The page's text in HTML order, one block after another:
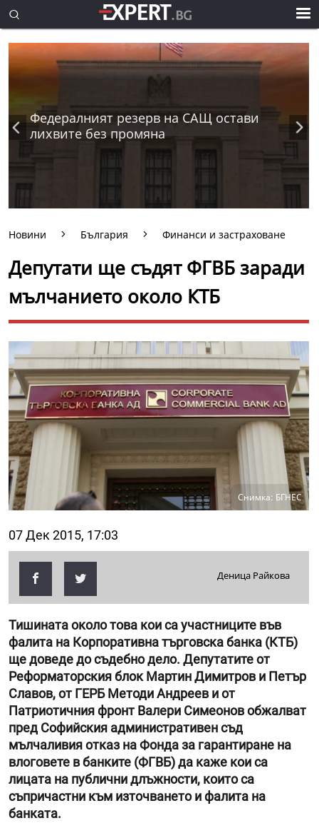
Федералният резерв на САЩ остави
лихвите без промяна
Новини България Финанси и застраховане
Депутати ще съдят ФГВБ заради
мълчанието около КТБ
Снимка: БГНЕС
07 Дек 2015, 17:03
Деница Райкова
Тишината около това кои са участниците във
фалита на Корпоративна търговска банка (КТБ)
ще доведе до съдебно дело. Депутатите от
Реформаторския блок Мартин Димитров и Петър
Славов, от ГЕРБ Методи Андреев и от
Патриотичния фронт Валери Симеонов обжалват
пред Софийския административен съд
мълчаливия отказ на Фонда за гарантиране на
влоговете в банките (ФГВБ) да каже кои са
лицата на публични длъжности, които са
съпричастни към източването и фалита на
банката.